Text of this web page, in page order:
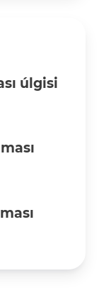
úlgisi